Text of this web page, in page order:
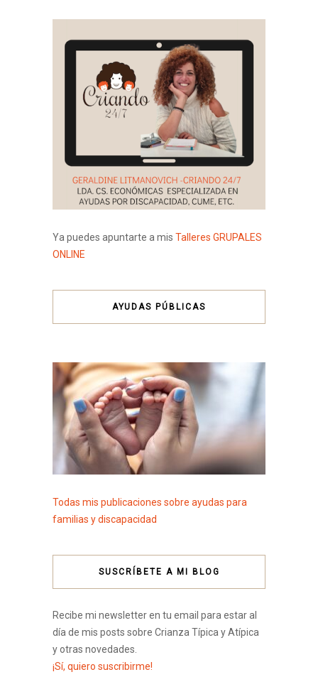
Ya puedes apuntarte a mis Talleres GRUPALES
ONLINE
AYUDAS PÚBLICAS
Todas mis publicaciones sobre ayudas para
familias y discapacidad
SUSCRÍBETE A MI BLOG
Recibe mi newsletter en tu email para estar al
día de mis posts sobre Crianza Típica y Atípica
y otras novedades.
¡Sí, quiero suscribirme!